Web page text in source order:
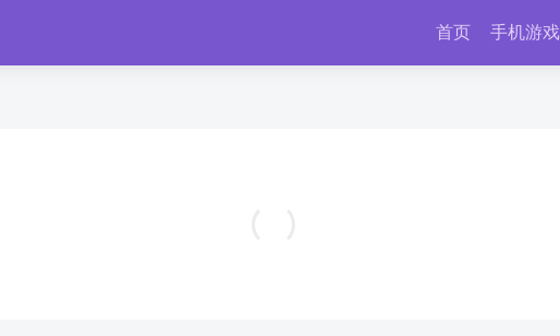
首页 手机游戏